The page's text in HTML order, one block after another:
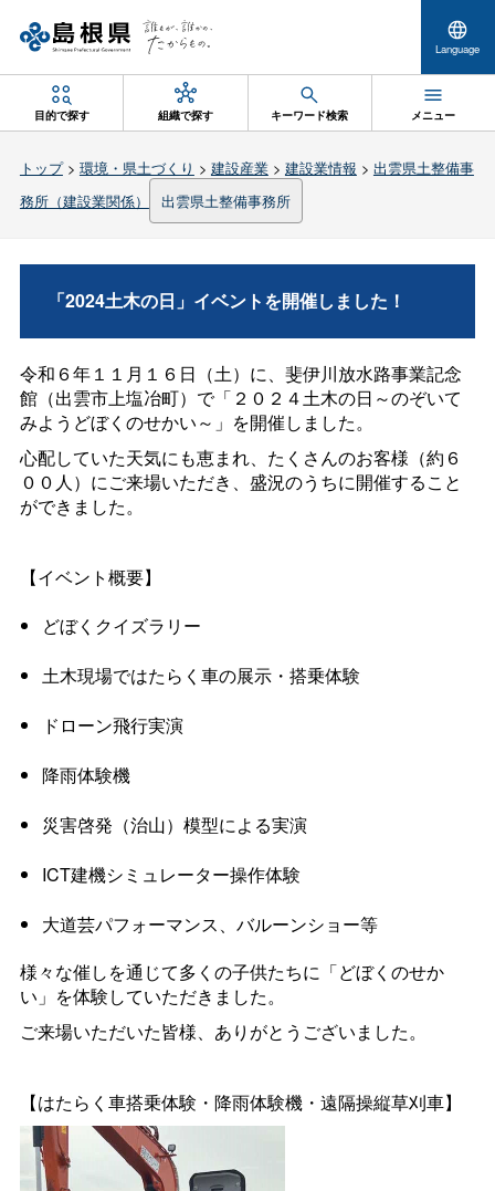
Language
目的で探す 組織で探す キーワード検索 メニュー
トップ> 環境・県土づくり > 建設産業> 建設業情報 > 出雲県土整備事
務所（建設業関係）
出雲県土整備事務所
「2024土木の日」イベントを開催しました！
令和６年１１月１６日（土）に、斐伊川放水路事業記念
館（出雲市上塩冶町）で「２０２４土木の日～のぞいて
みようどぼくのせかい～」を開催しました。
心配していた天気にも恵まれ、たくさんのお客様（約６
００人）にご来場いただき、盛況のうちに開催すること
ができました。
【イベント概要】
どぼくクイズラリー
土木現場ではたらく車の展示・搭乗体験
ドローン飛行実演
降雨体験機
災害啓発（治山）模型による実演
ICT建機シミュレーター操作体験
大道芸パフォーマンス、バルーンショー等
様々な催しを通じて多くの子供たちに「どぼくのせか
い」を体験していただきました。
ご来場いただいた皆様、ありがとうございました。
【はたらく車搭乗体験・降雨体験機・遠隔操縦草刈車】